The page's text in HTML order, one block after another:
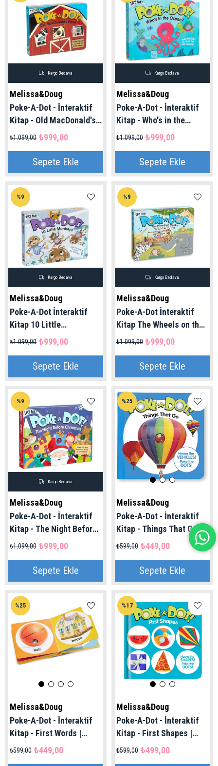
Melissa&Doug
Poke-A-Dot - İnteraktif
Kitap - Old MacDonald's
Farm | Melissa Doug 3+
₺999,00
₺1.099,00
Sepete Ekle
Kargo Bedava
Melissa&Doug
Poke-A-Dot - İnteraktif
Kitap - Who's in the
Ocean | Melissa Douh 3+
₺999,00
₺1.099,00
Sepete Ekle
Kargo Bedava
Melissa&Doug
Poke-A-Dot İnteraktif
Kitap 10 Little
Monkeys|Melissa Doug
₺999,00
₺1.099,00
Sepete Ekle
%9
Kargo Bedava
Melissa&Doug
Poke-A-Dot İnteraktif
Kitap The Wheels on the
Bus | Melissa Doug 3+
₺999,00
₺1.099,00
Sepete Ekle
%9
Kargo Bedava
Melissa&Doug
Poke-A-Dot - İnteraktif
Kitap - The Night Before
Christmas | Melissa
₺999,00
₺1.099,00
Sepete Ekle
%9
Kargo Bedava
Melissa&Doug
Poke-A-Dot - İnteraktif
Kitap - Things That Go |
Melissa Doug 1+ Yaş
₺449,00
₺599,00
Sepete Ekle
%25
Melissa&Doug
Poke-A-Dot - İnteraktif
Kitap - First Words |
Melissa Doug 1+ Yaş
₺449,00
₺599,00
%25
Melissa&Doug
Poke-A-Dot - İnteraktif
Kitap - First Shapes |
Melissa Doug 1+ Yaş
₺499,00
₺599,00
%17